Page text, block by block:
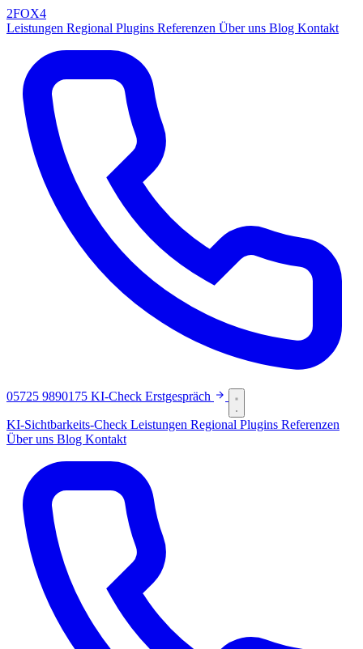
2FOX4
Leistungen Regional Plugins Referenzen Über uns Blog Kontakt
05725 9890175 KI-Check Erstgespräch
KI-Sichtbarkeits-Check Leistungen Regional Plugins Referenzen
Über uns Blog Kontakt